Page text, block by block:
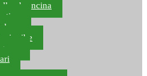
brancina
ribe